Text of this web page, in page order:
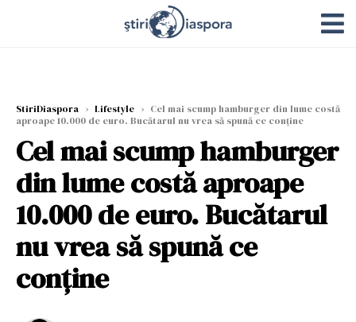
StiriDiaspora › Lifestyle › Cel mai scump hamburger din lume costă
aproape 10.000 de euro. Bucătarul nu vrea să spună ce conține
Cel mai scump hamburger
din lume costă aproape
10.000 de euro. Bucătarul
nu vrea să spună ce
conține